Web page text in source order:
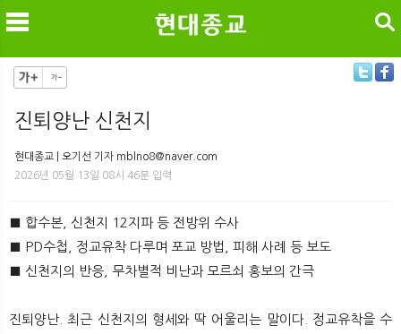
검색
진퇴양난 신천지
현대종교 | 오기선 기자 mblno8@naver.com
2026년 05월 13일 08시 46분 입력
■ 합수본, 신천지 12지파 등 전방위 수사
■ PD수첩, 정교유착 다루며 포교 방법, 피해 사례 등 보도
■ 신천지의 반응, 무차별적 비난과 모르쇠 홍보의 간극
진퇴양난. 최근 신천지의 형세와 딱 어울리는 말이다. 정교유착을 수